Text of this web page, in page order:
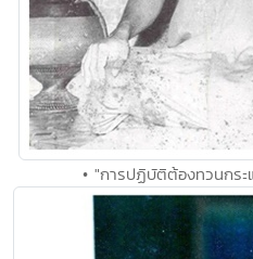
• "การปฏิบัติต้องทวนกร